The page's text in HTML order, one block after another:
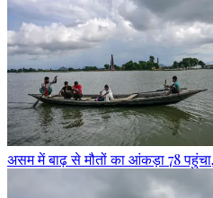
असम में बाढ़ से मौतों का आंकड़ा 78